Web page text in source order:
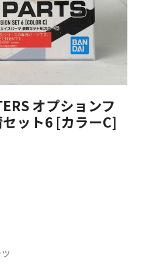
オプションフ
ット6 [カラーC]